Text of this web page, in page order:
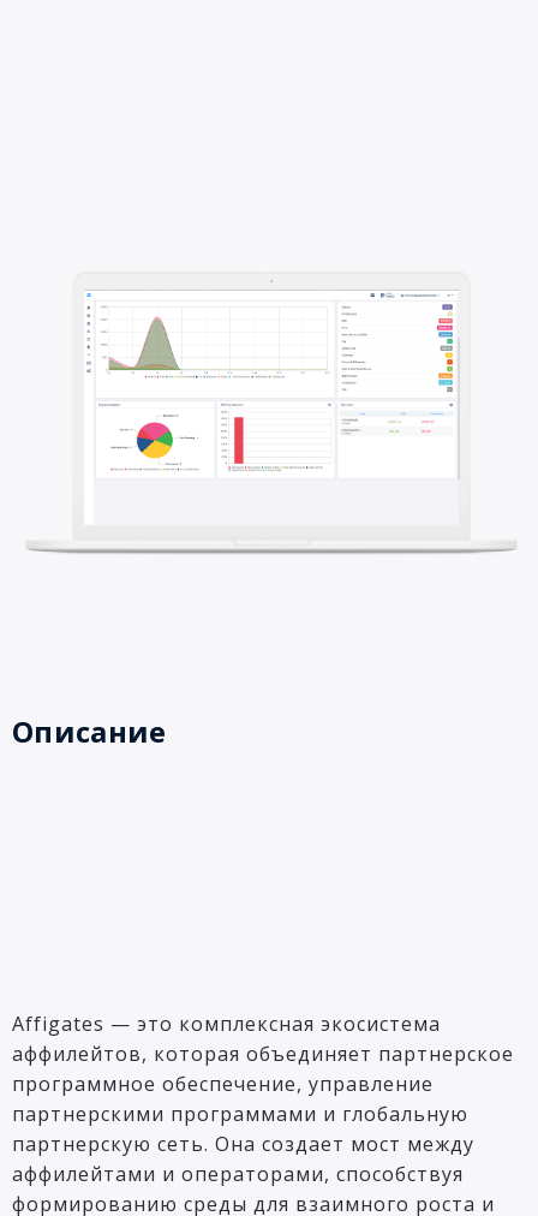
Описание
Affigates — это комплексная экосистема
аффилейтов, которая объединяет партнерское
программное обеспечение, управление
партнерскими программами и глобальную
партнерскую сеть. Она создает мост между
аффилейтами и операторами, способствуя
формированию среды для взаимного роста и